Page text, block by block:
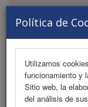
Política de
Utilizamos
funcionamiento y
Sitio web, la
del análisis de
MENU